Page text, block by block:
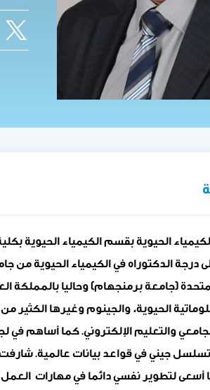
الحيوية بقسم الكيمياء الحيوية
درجة الدكتوراه في الكيمياء الحيوية
(جامعة برمنجهام) وحاليا بالمملكة
والتعليم الإلكتروني. كما أساهم
جيني في قواعد بيانات عالمية.
لتطوير نفسي دائما في مهارات العمل